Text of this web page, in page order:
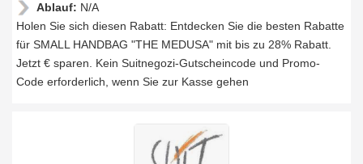
Ablauf: N/A
Holen Sie sich diesen Rabatt: Entdecken Sie die besten Rabatte
für SMALL HANDBAG "THE MEDUSA" mit bis zu 28% Rabatt.
Jetzt € sparen. Kein Suitnegozi-Gutscheincode und Promo-
Code erforderlich, wenn Sie zur Kasse gehen